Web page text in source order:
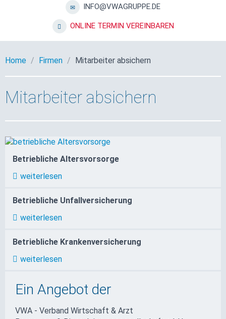
INFO@VWAGRUPPE.DE
ONLINE TERMIN VEREINBAREN
Home Firmen Mitarbeiter absichern
Mitarbeiter absichern
Betriebliche Altersvorsorge
weiterlesen
Betriebliche Unfallversicherung
weiterlesen
Betriebliche Krankenversicherung
weiterlesen
Ein Angebot der
VWA - Verband Wirtschaft & Arzt